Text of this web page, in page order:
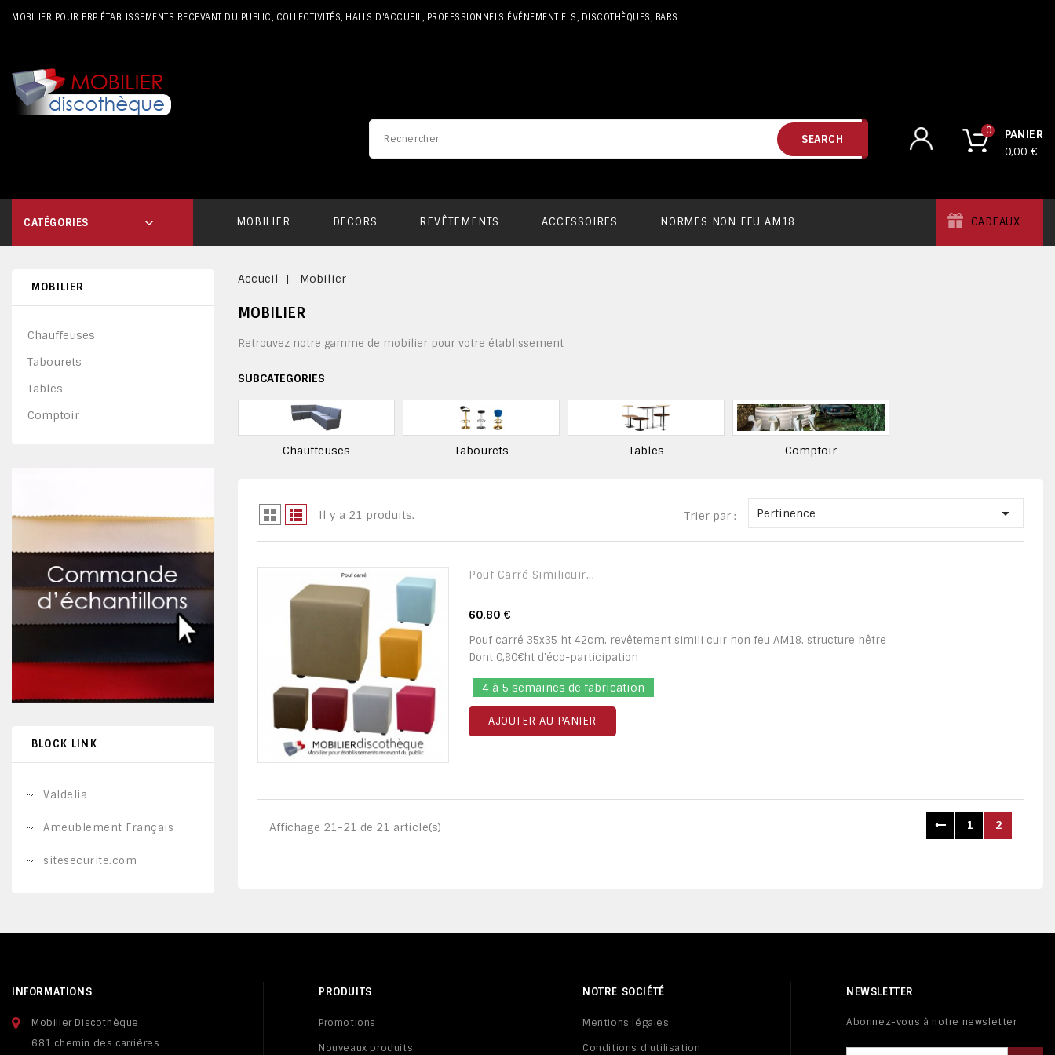
MOBILIER POUR ERP ÉTABLISSEMENTS RECEVANT DU PUBLIC, COLLECTIVITÉS, HALLS D'ACCUEIL, PROFESSIONNELS ÉVÉNEMENTIELS, DISCOTHÈQUES, BARS
PANIER
0
0,00 €
SEARCH
CATÉGORIES MOBILIER DECORS REVÊTEMENTS ACCESSOIRES NORMES NON FEU AM18 CADEAUX
MOBILIER
Chauffeuses
Tabourets
Tables
Comptoir
BLOCK LINK
Valdelia
Ameublement Français
sitesecurite.com
Accueil Mobilier
MOBILIER
Retrouvez notre gamme de mobilier pour votre établissement
SUBCATEGORIES
Chauffeuses Tabourets Tables Comptoir
Il y a 21 produits. Trier par : Pertinence 
Pouf Carré Similicuir...
60,80 €
Pouf carré 35x35 ht 42cm, revêtement simili cuir non feu AM18, structure hêtre
Dont 0,80€ht d'éco-participation
4 à 5 semaines de fabrication
AJOUTER AU PANIER
Affichage 21-21 de 21 article(s) 1 2
INFORMATIONS
Mobilier Discothèque
681 chemin des carrières
PRODUITS
Promotions
Nouveaux produits
NOTRE SOCIÉTÉ
Mentions légales
Conditions d'utilisation
NEWSLETTER
Abonnez-vous à notre newsletter